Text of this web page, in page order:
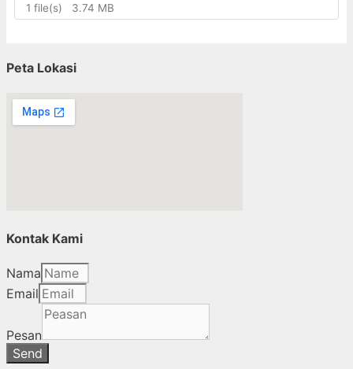
1 file(s) 3.74 MB
Peta Lokasi
Kontak Kami
Nama
Email
Pesan
Send